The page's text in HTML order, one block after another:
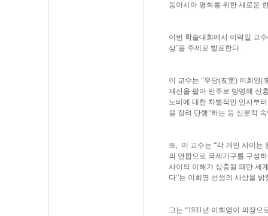
동아시아 평화를 위한 새로운
이번 학술대회에서 이덕일 교
상’을 주제로 발표한다.
이 교수는 “우당(友堂) 이회영(
재산을 팔아 만주로 망명해 신
노비에 대한 차별적인 언사부
을 장려 단행”하는 등 신분적
또, 이 교수는 “각 개인 사이는
의 연합으로 국제기구를 구성
사이의 이해가 상충될 때만 세
다”는 이회영 선생의 사상을 밝
그는 “1931년 이회영이 의장